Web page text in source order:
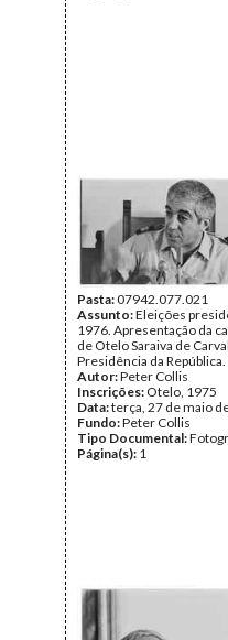
Pasta:07942.077.021
Assunto:Eleições
1976. Apresentação da
de Otelo Saraiva de
Presidência da República.
Autor:Peter Collis
Inscrições: Otelo, 1975
Data:terça, 27 de maio
Fundo:Peter Collis
Tipo Documental:
Página(s): 1